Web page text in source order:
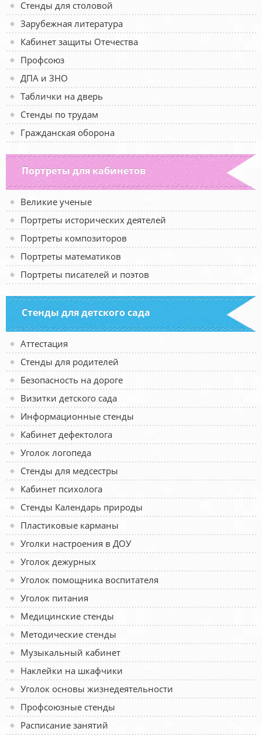
Стенды для столовой
Зарубежная литература
Кабинет защиты Отечества
Профсоюз
ДПА и ЗНО
Таблички на дверь
Стенды по трудам
Гражданская оборона
Портреты для кабинетов
Великие ученые
Портреты исторических деятелей
Портреты композиторов
Портреты математиков
Портреты писателей и поэтов
Стенды для детского сада
Аттестация
Стенды для родителей
Безопасность на дороге
Визитки детского сада
Информационные стенды
Кабинет дефектолога
Уголок логопеда
Стенды для медсестры
Кабинет психолога
Стенды Календарь природы
Пластиковые карманы
Уголки настроения в ДОУ
Уголок дежурных
Уголок помощника воспитателя
Уголок питания
Медицинские стенды
Методические стенды
Музыкальный кабинет
Наклейки на шкафчики
Уголок основы жизнедеятельности
Профсоюзные стенды
Расписание занятий